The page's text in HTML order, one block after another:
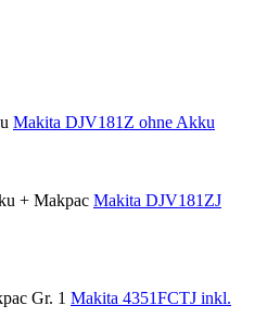
Makita DJV181Z ohne Akku
Makita DJV181ZJ
Makita 4351FCTJ inkl.